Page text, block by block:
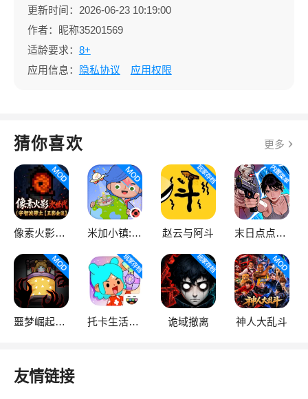
更新时间：2026-06-23 10:19:00
作者：昵称35201569
适龄要求： 8+
应用信息：
隐私协议 应用权限
猜你喜欢 更多
像素火影次世代 米加小镇:世界 赵云与阿斗 末日点点（辅助菜单）
噩梦崛起：生存 托卡生活：世界 诡域撤离 神人大乱斗
友情链接